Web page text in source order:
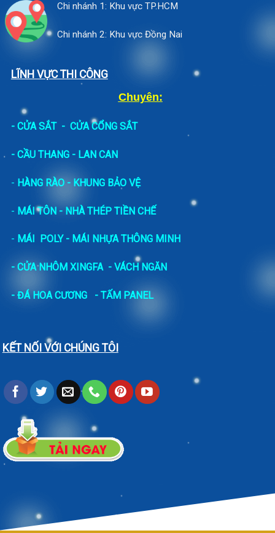
Chi nhánh 1: Khu vực TP.HCM
Chi nhánh 2: Khu vực Đồng Nai
LĨNH VỰC THI CÔNG
Chuyên:
- CỬA SẮT- CỬA CỔNG SẮT
- CẦU THANG - LAN CAN
- HÀNG RÀO - KHUNG BẢO VỆ
- MÁI TÔN - NHÀ THÉP TIỀN CHẾ
- MÁI POLY - MÁI NHỰA THÔNG MINH
- CỬA NHÔM XINGFA - VÁCH NGĂN
- ĐÁ HOA CƯƠNG - TẤM PANEL
KẾT NỐI VỚI CHÚNG TÔI